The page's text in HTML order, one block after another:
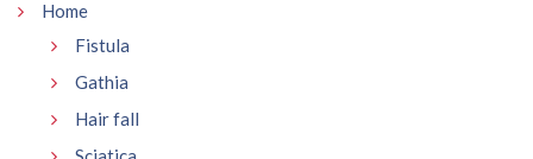
Home
Fistula
Gathia
Hair fall